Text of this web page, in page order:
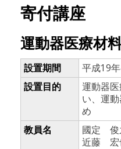
寄付講座
運動器医療材
設置期間
平成19
設置目的
運動器
い、運
め
教員名
國定 俊
近藤 宏